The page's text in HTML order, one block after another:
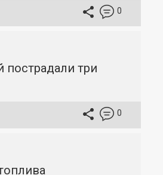
0
пострадали три
0